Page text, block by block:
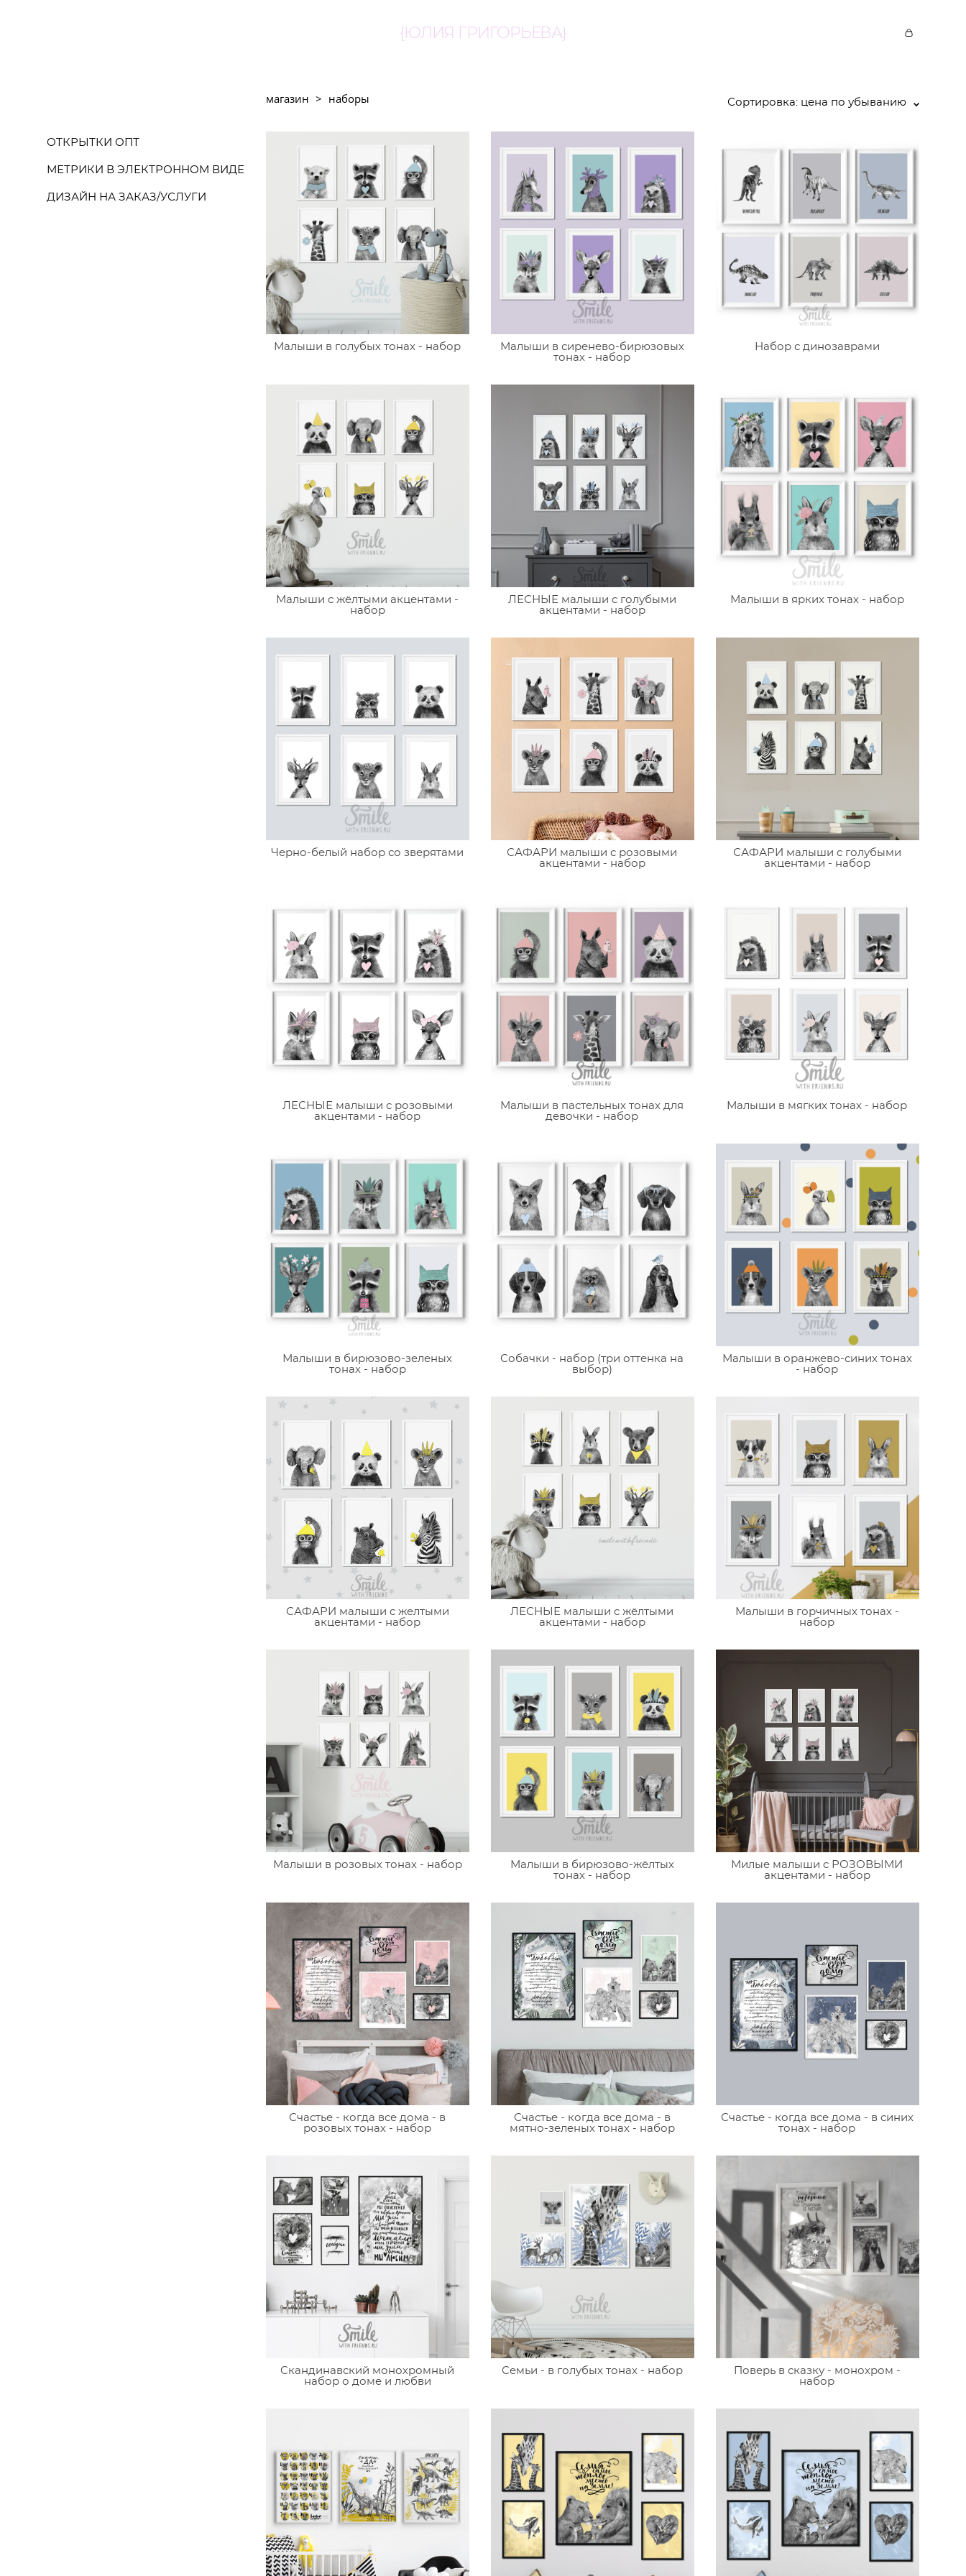
{ЮЛИЯ ГРИГОРЬЕВА}
ОТКРЫТКИ ОПТ
МЕТРИКИ В ЭЛЕКТРОННОМ ВИДЕ
ДИЗАЙН НА ЗАКАЗ/УСЛУГИ
магазин > наборы Сортировка: цена по убыванию
Малыши в голубых тонах - набор
Малыши в сиренево-бирюзовых
тонах - набор
Набор с динозаврами
Малыши c жёлтыми акцентами -
набор
ЛЕСНЫЕ малыши c голубыми
акцентами - набор
Малыши в ярких тонах - набор
Черно-белый набор со зверятами
САФАРИ малыши c розовыми
акцентами - набор
САФАРИ малыши c голубыми
акцентами - набор
ЛЕСНЫЕ малыши c розовыми
акцентами - набор
Малыши в пастельных тонах для
девочки - набор
Малыши в мягких тонах - набор
Малыши в бирюзово-зеленых
тонах - набор
Собачки - набор (три оттенка на
выбор)
Малыши в оранжево-синих тонах
- набор
САФАРИ малыши c желтыми
акцентами - набор
ЛЕСНЫЕ малыши c жёлтыми
акцентами - набор
Малыши в горчичных тонах -
набор
Малыши в розовых тонах - набор
Малыши в бирюзово-жёлтых
тонах - набор
Милые малыши c РОЗОВЫМИ
акцентами - набор
Счастье - когда все дома - в
розовых тонах - набор
Счастье - когда все дома - в
мятно-зеленых тонах - набор
Счастье - когда все дома - в синих
тонах - набор
Скандинавский монохромный
набор о доме и любви
Семьи - в голубых тонах - набор
Поверь в сказку - монохром -
набор